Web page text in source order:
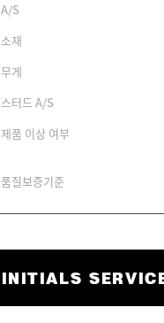
A/S
소재
무게
스터드 A/S
제품 이상 여부
품질보증기준